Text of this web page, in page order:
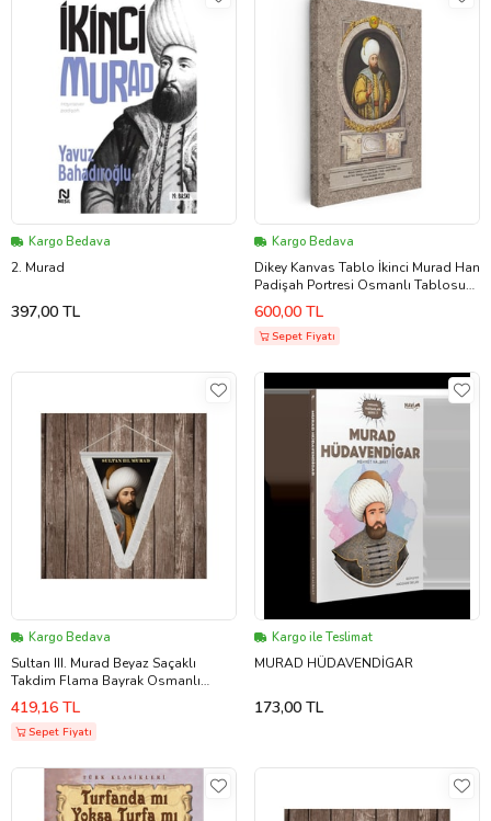
Kargo Bedava
2. Murad
397,00 TL
Kargo Bedava
Dikey Kanvas Tablo İkinci Murad Han
Padişah Portresi Osmanlı Tablosu
Ev Ofis Duvar Dekoru
600,00 TL
Sepet Fiyatı
Kargo Bedava
Sultan III. Murad Beyaz Saçaklı
Takdim Flama Bayrak Osmanlı
Padişahları Serisi
419,16 TL
Sepet Fiyatı
Kargo ile Teslimat
MURAD HÜDAVENDİGAR
173,00 TL